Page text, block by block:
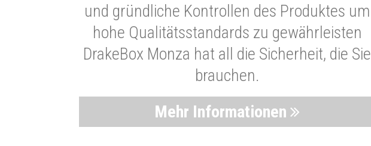
und gründliche Kontrollen des Produktes um
hohe Qualitätsstandards zu gewährleisten
DrakeBox Monza hat all die Sicherheit, die Sie
brauchen.
Mehr Informationen